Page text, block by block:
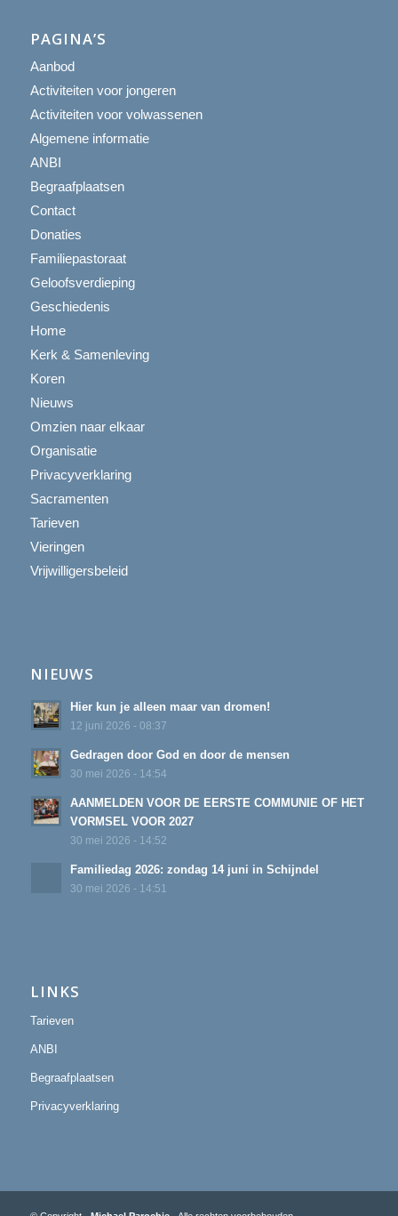
PAGINA’S
Aanbod
Activiteiten voor jongeren
Activiteiten voor volwassenen
Algemene informatie
ANBI
Begraafplaatsen
Contact
Donaties
Familiepastoraat
Geloofsverdieping
Geschiedenis
Home
Kerk & Samenleving
Koren
Nieuws
Omzien naar elkaar
Organisatie
Privacyverklaring
Sacramenten
Tarieven
Vieringen
Vrijwilligersbeleid
NIEUWS
Hier kun je alleen maar van dromen!
12 juni 2026 - 08:37
Gedragen door God en door de mensen
30 mei 2026 - 14:54
AANMELDEN VOOR DE EERSTE COMMUNIE OF HET
VORMSEL VOOR 2027
30 mei 2026 - 14:52
Familiedag 2026: zondag 14 juni in Schijndel
30 mei 2026 - 14:51
LINKS
Tarieven
ANBI
Begraafplaatsen
Privacyverklaring